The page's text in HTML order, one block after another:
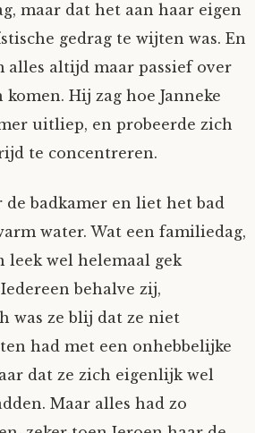
maar dat het aan haar eigen
gedrag te wijten was. En
alles altijd maar passief over
Hij zag hoe Janneke
uitliep, en probeerde zich
te concentreren.
de badkamer en liet het bad
water. Wat een familiedag,
leek wel helemaal gek
behalve zij,
was ze blij dat ze niet
had met een onhebbelijke
dat ze zich eigenlijk wel
Maar alles had zo